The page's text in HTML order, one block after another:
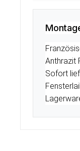
Anthrazit
Sofort